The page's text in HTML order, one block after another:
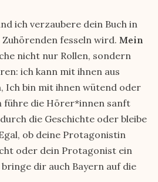
ich verzaubere dein Buch in
fesseln wird. Mein
nicht nur Rollen, sondern
ich kann mit ihnen aus
Ich bin mit ihnen wütend oder
führe die Hörer*innen sanft
die Geschichte oder bleibe
ob deine Protagonistin
oder dein Protagonist ein
dir auch Bayern auf die